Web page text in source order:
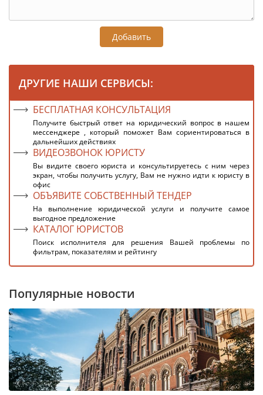
Добавить
ДРУГИЕ НАШИ СЕРВИСЫ:
БЕСПЛАТНАЯ КОНСУЛЬТАЦИЯ
Получите быстрый ответ на юридический вопрос в нашем
мессенджере , который поможет Вам сориентироваться в
дальнейших действиях
ВИДЕОЗВОНОК ЮРИСТУ
Вы видите своего юриста и консультируетесь с ним через
экран, чтобы получить услугу, Вам не нужно идти к юристу в
офис
ОБЪЯВИТЕ СОБСТВЕННЫЙ ТЕНДЕР
На выполнение юридической услуги и получите самое
выгодное предложение
КАТАЛОГ ЮРИСТОВ
Поиск исполнителя для решения Вашей проблемы по
фильтрам, показателям и рейтингу
Популярные новости